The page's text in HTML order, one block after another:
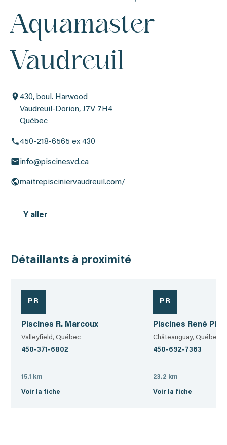
Aquamaster
Vaudreuil
430, boul. Harwood
Vaudreuil-Dorion, J7V 7H4
Québec
450-218-6565 ex 430
info@piscinesvd.ca
maitrepisciniervaudreuil.com/
Y aller
Détaillants à proximité
PR
Piscines R. Marcoux
Valleyfield, Québec
450-371-6802
15.1 km
Voir la fiche
PR
Piscines René
Châteauguay, Québec
450-692-7363
23.2 km
Voir la fiche